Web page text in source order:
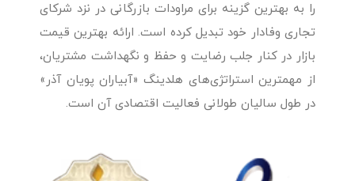
را به بهترین گزینه برای مراودات بازرگانی در نزد شرکای
تجاری وفادار خود تبدیل کرده است. ارائه بهترین قیمت
بازار در کنار جلب رضایت و حفظ و نگهداشت مشتریان،
از مهمترین استراتژی‌های هلدینگ «آبیاران پویان آذر»
در طول سالیان طولانی فعالیت اقتصادی آن است.